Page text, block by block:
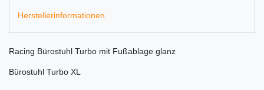
Herstellerinformationen
Racing Bürostuhl Turbo mit Fußablage glanz
Bürostuhl Turbo XL